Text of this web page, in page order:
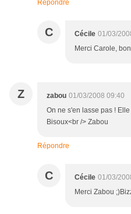
Répondre
C Cécile 01/03/
Merci Carole,
Z zabou 01/03/2008 09:40
On ne s'en lasse pas !
Bisoux<br /> Zabou
Répondre
C Cécile 01/03/
Merci Zabou